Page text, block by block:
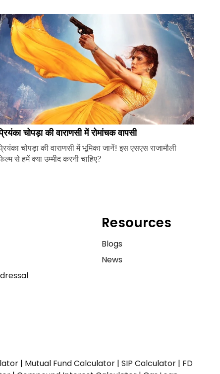
चोपड़ा की वाराणसी में रोमांचक वापसी
चोपड़ा की वाराणसी में भूमिका जानें! इस एसएस राजामौली
से हमें क्या उम्मीद करनी चाहिए?
Resources
Blogs
News
| Mutual Fund Calculator | SIP Calculator | FD